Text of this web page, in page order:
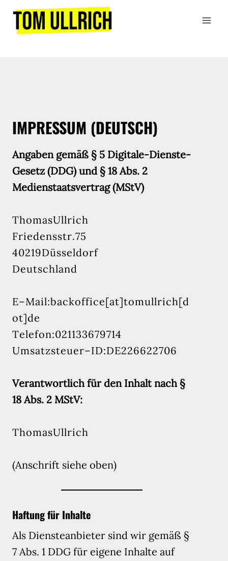
Zum
Inhalt
IMPRESSUM (DEUTSCH)
Angaben gemäß § 5 Digitale-Dienste-
Gesetz (DDG) und § 18 Abs. 2
Medienstaatsvertrag (MStV)
T h o m a s U l l r i c h
F r i e d e n s s t r . 7 5
4 0 2 1 9 D ü s s e l d o r f
D e u t s c h l a n d
E – M a i l : b a c k o f f i c e [ a t ] t o m u l l r i c h [ d
o t ] d e
T e l e f o n : 0 2 1 1 3 3 6 7 9 7 1 4
U m s a t z s t e u e r – I D : D E 2 2 6 6 2 2 7 0 6
Verantwortlich für den Inhalt nach §
18 Abs. 2 MStV:
T h o m a s U l l r i c h
(Anschrift siehe oben)
Haftung für Inhalte
Als Diensteanbieter sind wir gemäß §
7 Abs. 1 DDG für eigene Inhalte auf